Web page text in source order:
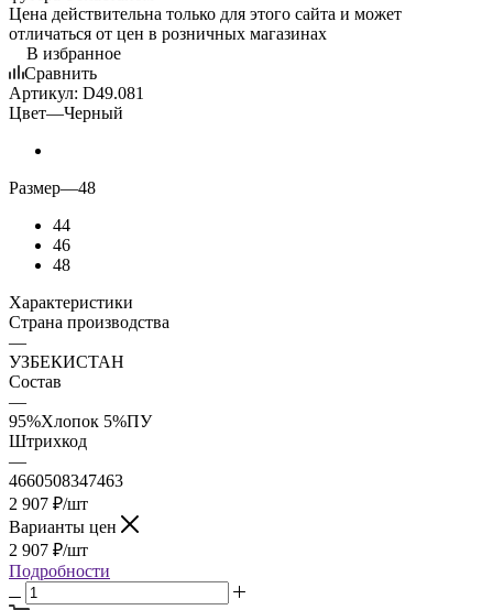
Цена действительна только для этого сайта и может
отличаться от цен в розничных магазинах
В избранное
Сравнить
Артикул: D49.081
Цвет—Черный
Размер—48
44
46
48
Характеристики
Страна производства
—
УЗБЕКИСТАН
Состав
—
95%Хлопок 5%ПУ
Штрихкод
—
4660508347463
2 907 ₽/шт
Варианты цен
2 907 ₽/шт
Подробности